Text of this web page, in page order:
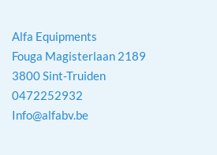
Alfa Equipments
Fouga Magisterlaan 2189
3800 Sint-Truiden
0472252932
Info@alfabv.be